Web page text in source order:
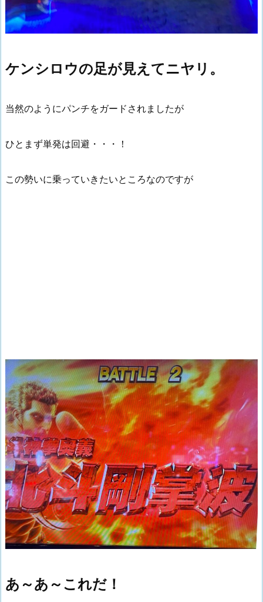
ケンシロウの足が見えてニヤリ。
当然のようにパンチをガードされましたが
ひとまず単発は回避・・・！
この勢いに乗っていきたいところなのですが
あ～あ～これだ！